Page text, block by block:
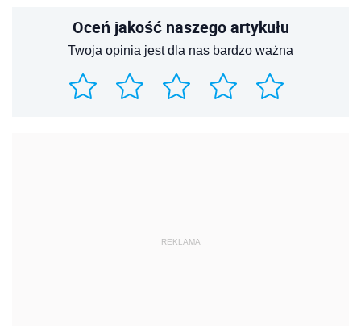
Oceń jakość naszego artykułu
Twoja opinia jest dla nas bardzo ważna
REKLAMA